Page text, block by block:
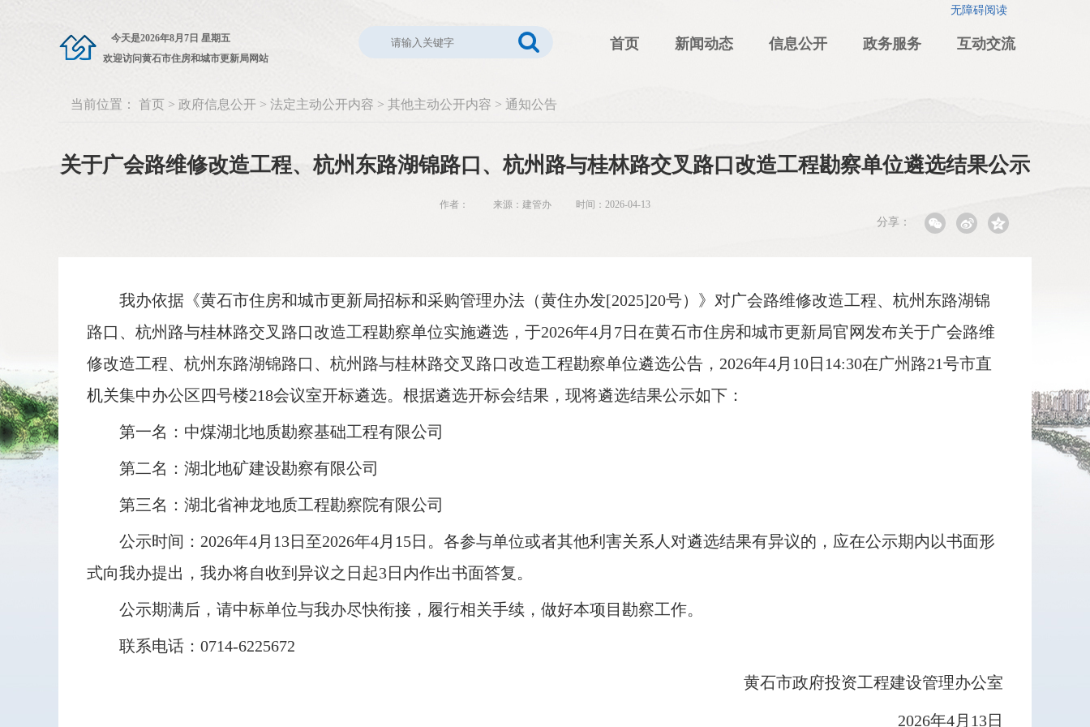
无障碍阅读
今天是2026年8月7日 星期五
欢迎访问黄石市住房和城市更新局网站
首页 新闻动态 信息公开 政务服务 互动交流
当前位置： 首页 > 政府信息公开 > 法定主动公开内容 > 其他主动公开内容 > 通知公告
关于广会路维修改造工程、杭州东路湖锦路口、杭州路与桂林路交叉路口改造工程勘察单位遴选结果公示
作者： 来源：建管办 时间：2026-04-13
分享：
我办依据《黄石市住房和城市更新局招标和采购管理办法（黄住办发[2025]20号）》对广会路维修改造工程、杭州东路湖锦
路口、杭州路与桂林路交叉路口改造工程勘察单位实施遴选，于2026年4月7日在黄石市住房和城市更新局官网发布关于广会路维
修改造工程、杭州东路湖锦路口、杭州路与桂林路交叉路口改造工程勘察单位遴选公告，2026年4月10日14:30在广州路21号市直
机关集中办公区四号楼218会议室开标遴选。根据遴选开标会结果，现将遴选结果公示如下：
第一名：中煤湖北地质勘察基础工程有限公司
第二名：湖北地矿建设勘察有限公司
第三名：湖北省神龙地质工程勘察院有限公司
公示时间：2026年4月13日至2026年4月15日。各参与单位或者其他利害关系人对遴选结果有异议的，应在公示期内以书面形
式向我办提出，我办将自收到异议之日起3日内作出书面答复。
公示期满后，请中标单位与我办尽快衔接，履行相关手续，做好本项目勘察工作。
联系电话：0714-6225672
黄石市政府投资工程建设管理办公室
2026年4月13日